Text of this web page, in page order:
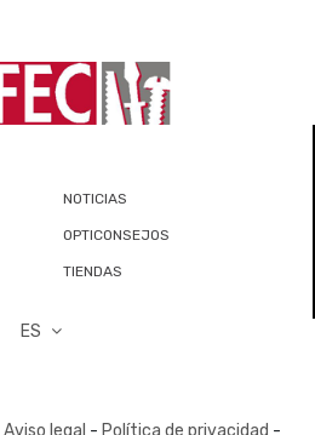
NOTICIAS
OPTICONSEJOS
TIENDAS
ES
Aviso legal - Política de privacidad -